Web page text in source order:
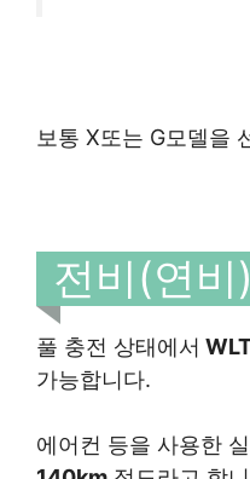
보통 X또는 G모델을
전비(연비)
풀 충전 상태에서
가능합니다.
에어컨 등을 사용한